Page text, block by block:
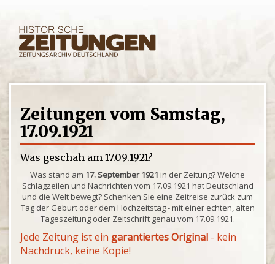
Zeitungen vom Samstag,
17.09.1921
Was geschah am 17.09.1921?
Was stand am 17. September 1921 in der Zeitung? Welche
Schlagzeilen und Nachrichten vom 17.09.1921 hat Deutschland
und die Welt bewegt? Schenken Sie eine Zeitreise zurück zum
Tag der Geburt oder dem Hochzeitstag - mit einer echten, alten
Tageszeitung oder Zeitschrift genau vom 17.09.1921.
Jede Zeitung ist ein garantiertes Original - kein
Nachdruck, keine Kopie!